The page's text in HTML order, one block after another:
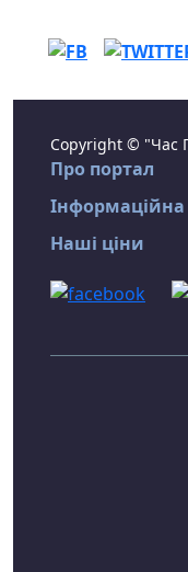
Copyright © "Час
Про портал
Інформаційна
Наші ціни